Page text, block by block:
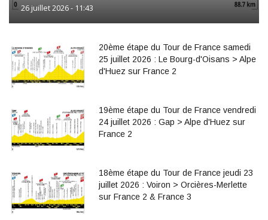
26 juillet 2026 - 11:43
20ème étape du Tour de France samedi
25 juillet 2026 : Le Bourg-d'Oisans > Alpe
d'Huez sur France 2
19ème étape du Tour de France vendredi
24 juillet 2026 : Gap > Alpe d'Huez sur
France 2
18ème étape du Tour de France jeudi 23
juillet 2026 : Voiron > Orcières-Merlette
sur France 2 & France 3